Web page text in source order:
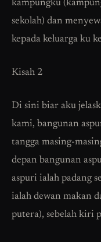
kampungku
sekolah) dan
kepada keluarga ku
Kisah 2
Di sini biar aku
kami, bangunan
tangga masing-
depan bangunan
aspuri ialah padang
ialah dewan makan
putera), sebelah kiri